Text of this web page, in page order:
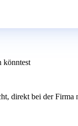
könntest
direkt bei der